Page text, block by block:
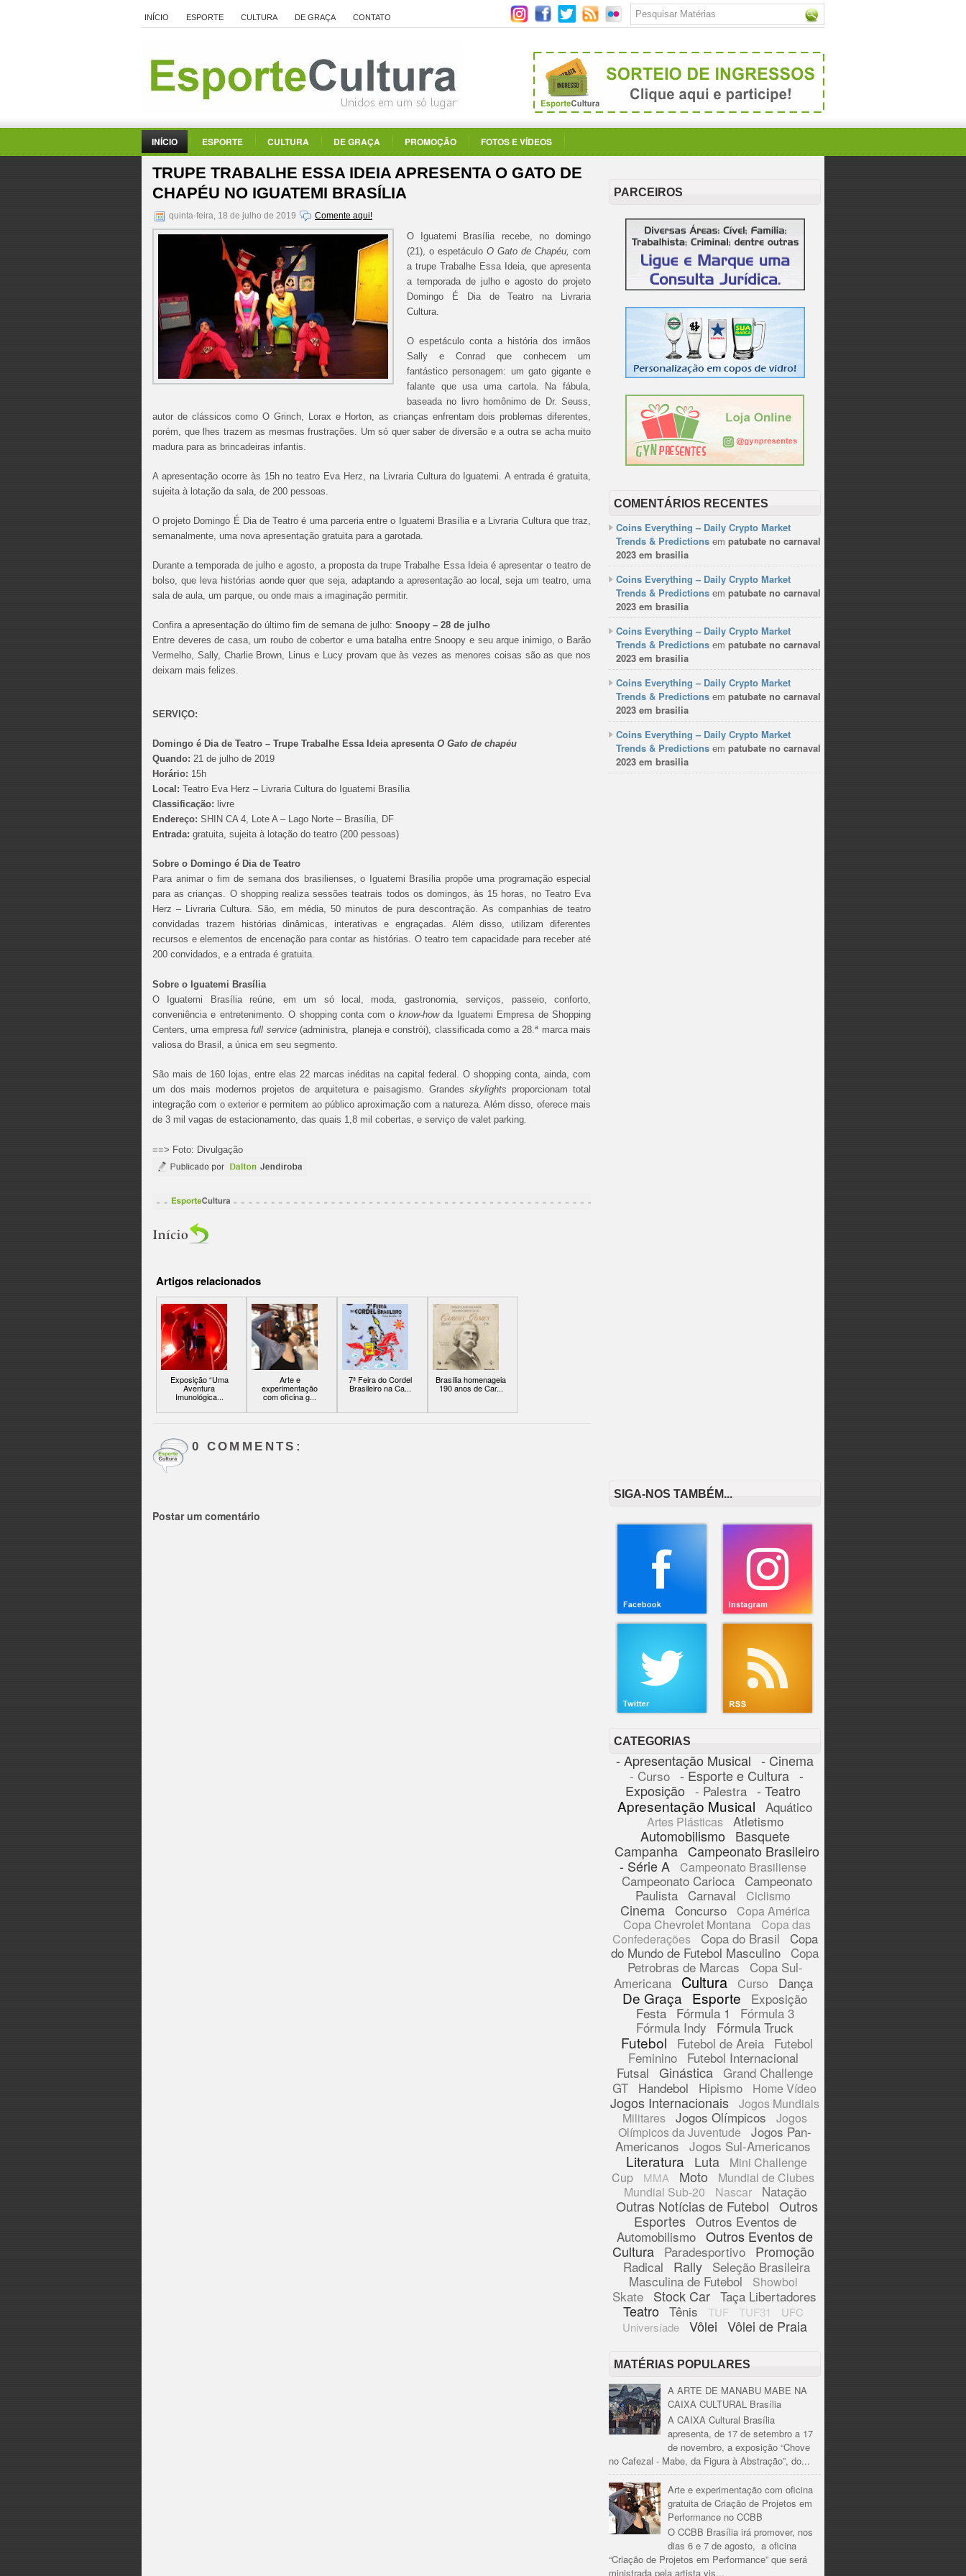
INÍCIO ESPORTE CULTURA DE GRAÇA CONTATO
INÍCIO ESPORTE CULTURA DE GRAÇA PROMOÇÃO FOTOS E VÍDEOS
TRUPE TRABALHE ESSA IDEIA APRESENTA O GATO DE
CHAPÉU NO IGUATEMI BRASÍLIA
quinta-feira, 18 de julho de 2019 Comente aqui!
O Iguatemi Brasília recebe, no domingo
(21), o espetáculo O Gato de Chapéu, com
a trupe Trabalhe Essa Ideia, que apresenta
a temporada de julho e agosto do projeto
Domingo É Dia de Teatro na Livraria
Cultura.
O espetáculo conta a história dos irmãos
Sally e Conrad que conhecem um
fantástico personagem: um gato gigante e
falante que usa uma cartola. Na fábula,
baseada no livro homônimo de Dr. Seuss,
autor de clássicos como O Grinch, Lorax e Horton, as crianças enfrentam dois problemas diferentes,
porém, que lhes trazem as mesmas frustrações. Um só quer saber de diversão e a outra se acha muito
madura para as brincadeiras infantis.
A apresentação ocorre às 15h no teatro Eva Herz, na Livraria Cultura do Iguatemi. A entrada é gratuita,
sujeita à lotação da sala, de 200 pessoas.
O projeto Domingo É Dia de Teatro é uma parceria entre o Iguatemi Brasília e a Livraria Cultura que traz,
semanalmente, uma nova apresentação gratuita para a garotada.
Durante a temporada de julho e agosto, a proposta da trupe Trabalhe Essa Ideia é apresentar o teatro de
bolso, que leva histórias aonde quer que seja, adaptando a apresentação ao local, seja um teatro, uma
sala de aula, um parque, ou onde mais a imaginação permitir.
Confira a apresentação do último fim de semana de julho: Snoopy – 28 de julho
Entre deveres de casa, um roubo de cobertor e uma batalha entre Snoopy e seu arque inimigo, o Barão
Vermelho, Sally, Charlie Brown, Linus e Lucy provam que às vezes as menores coisas são as que nos
deixam mais felizes.
SERVIÇO:
Domingo é Dia de Teatro – Trupe Trabalhe Essa Ideia apresenta O Gato de chapéu
Quando: 21 de julho de 2019
Horário: 15h
Local: Teatro Eva Herz – Livraria Cultura do Iguatemi Brasília
Classificação: livre
Endereço: SHIN CA 4, Lote A – Lago Norte – Brasília, DF
Entrada: gratuita, sujeita à lotação do teatro (200 pessoas)
Sobre o Domingo é Dia de Teatro
Para animar o fim de semana dos brasilienses, o Iguatemi Brasília propõe uma programação especial
para as crianças. O shopping realiza sessões teatrais todos os domingos, às 15 horas, no Teatro Eva
Herz – Livraria Cultura. São, em média, 50 minutos de pura descontração. As companhias de teatro
convidadas trazem histórias dinâmicas, interativas e engraçadas. Além disso, utilizam diferentes
recursos e elementos de encenação para contar as histórias. O teatro tem capacidade para receber até
200 convidados, e a entrada é gratuita.
Sobre o Iguatemi Brasília
O Iguatemi Brasília reúne, em um só local, moda, gastronomia, serviços, passeio, conforto,
conveniência e entretenimento. O shopping conta com oknow-howda Iguatemi Empresa de Shopping
Centers, uma empresafull service(administra, planeja e constrói), classificada como a 28.ª marca mais
valiosa do Brasil, a única em seu segmento.
São mais de 160 lojas, entre elas 22 marcas inéditas na capital federal. O shopping conta, ainda, com
um dos mais modernos projetos de arquitetura e paisagismo. Grandes skylights proporcionam total
integração com o exterior e permitem ao público aproximação com a natureza. Além disso, oferece mais
de 3 mil vagas de estacionamento, das quais 1,8 mil cobertas, e serviço de valet parking.
==> Foto: Divulgação
Artigos relacionados
Exposição “Uma
Aventura
Imunológica...
Arte e
experimentação
com oficina g...
7ª Feira do Cordel
Brasileiro na Ca...
Brasília homenageia
190 anos de Car...
0 COMMENTS:
Postar um comentário
PARCEIROS
COMENTÁRIOS RECENTES
Coins Everything – Daily Crypto Market
Trends & Predictions em patubate no carnaval
2023 em brasilia
Coins Everything – Daily Crypto Market
Trends & Predictions em patubate no carnaval
2023 em brasilia
Coins Everything – Daily Crypto Market
Trends & Predictions em patubate no carnaval
2023 em brasilia
Coins Everything – Daily Crypto Market
Trends & Predictions em patubate no carnaval
2023 em brasilia
Coins Everything – Daily Crypto Market
Trends & Predictions em patubate no carnaval
2023 em brasilia
SIGA-NOS TAMBÉM...
CATEGORIAS
- Apresentação Musical - Cinema
- Curso - Esporte e Cultura -
Exposição - Palestra - Teatro
Apresentação Musical Aquático
Artes Plásticas Atletismo
Automobilismo
Basquete
Campanha Campeonato Brasileiro
- Série A
Campeonato Brasiliense
Campeonato Carioca
Campeonato
Paulista Carnaval Ciclismo
Cinema Concurso
Copa América
Copa Chevrolet Montana
Copa das
Confederações
Copa do Brasil Copa
do Mundo de Futebol Masculino Copa
Petrobras de Marcas
Copa Sul-
Americana
Cultura Curso Dança
De Graça Esporte
Exposição
Festa
Fórmula 1
Fórmula 3
Fórmula Indy
Fórmula Truck
Futebol Futebol de Areia
Futebol
Feminino
Futebol Internacional
Futsal Ginástica Grand Challenge
GT Handebol Hipismo Home Vídeo
Jogos Internacionais
Jogos Mundiais
Militares
Jogos Olímpicos
Jogos
Olímpicos da Juventude
Jogos Pan-
Americanos Jogos Sul-Americanos
Literatura Luta
Mini Challenge
Cup
MMA Moto
Mundial de Clubes
Mundial Sub-20
Nascar Natação
Outras Notícias de Futebol Outros
Esportes Outros Eventos de
Automobilismo Outros Eventos de
Cultura
Paradesportivo Promoção
Radical Rally Seleção Brasileira
Masculina de Futebol
Showbol
Skate Stock Car Taça Libertadores
Teatro Tênis TUF TUF31
UFC
Universíade
Vôlei Vôlei de Praia
MATÉRIAS POPULARES
A ARTE DE MANABU MABE NA
CAIXA CULTURAL Brasília
A CAIXA Cultural Brasília
apresenta, de 17 de setembro a 17
de novembro, a exposição “Chove
no Cafezal - Mabe, da Figura à Abstração”, do...
Arte e experimentação com oficina
gratuita de Criação de Projetos em
Performance no CCBB
O CCBB Brasília irá promover, nos
dias 6 e 7 de agosto, a oficina
“Criação de Projetos em Performance” que será
ministrada pela artista vis...